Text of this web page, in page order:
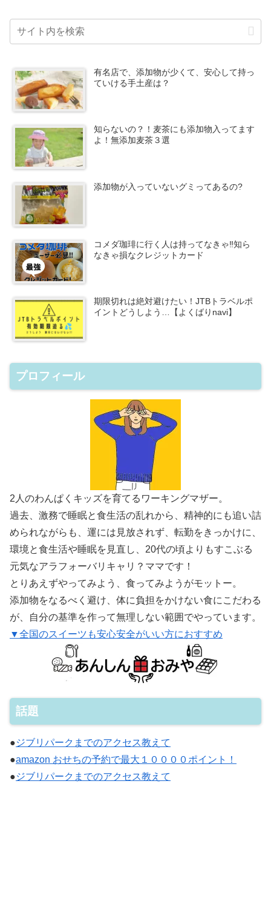
有名店で、添加物が少くて、安心して持っ
ていける手土産は？
知らないの？！麦茶にも添加物入ってます
よ！無添加麦茶３選
添加物が入っていないグミってあるの?
コメダ珈琲に行く人は持ってなきゃ‼知ら
なきゃ損なクレジットカード
期限切れは絶対避けたい！JTBトラベルポ
イントどうしよう…【よくばりnavi】
プロフィール
2人のわんぱくキッズを育てるワーキングマザー。
過去、激務で睡眠と食生活の乱れから、精神的にも追い詰
められながらも、運には見放されず、転勤をきっかけに、
環境と食生活や睡眠を見直し、20代の頃よりもすこぶる
元気なアラフォーバリキャリ？ママです！
とりあえずやってみよう、食ってみようがモットー。
添加物をなるべく避け、体に負担をかけない食にこだわる
が、自分の基準を作って無理しない範囲でやっています。
▼全国のスイーツも安心安全がいい方におすすめ
話題
●ジブリパークまでのアクセス教えて
●amazon おせちの予約で最大１００００ポイント！
●ジブリパークまでのアクセス教えて